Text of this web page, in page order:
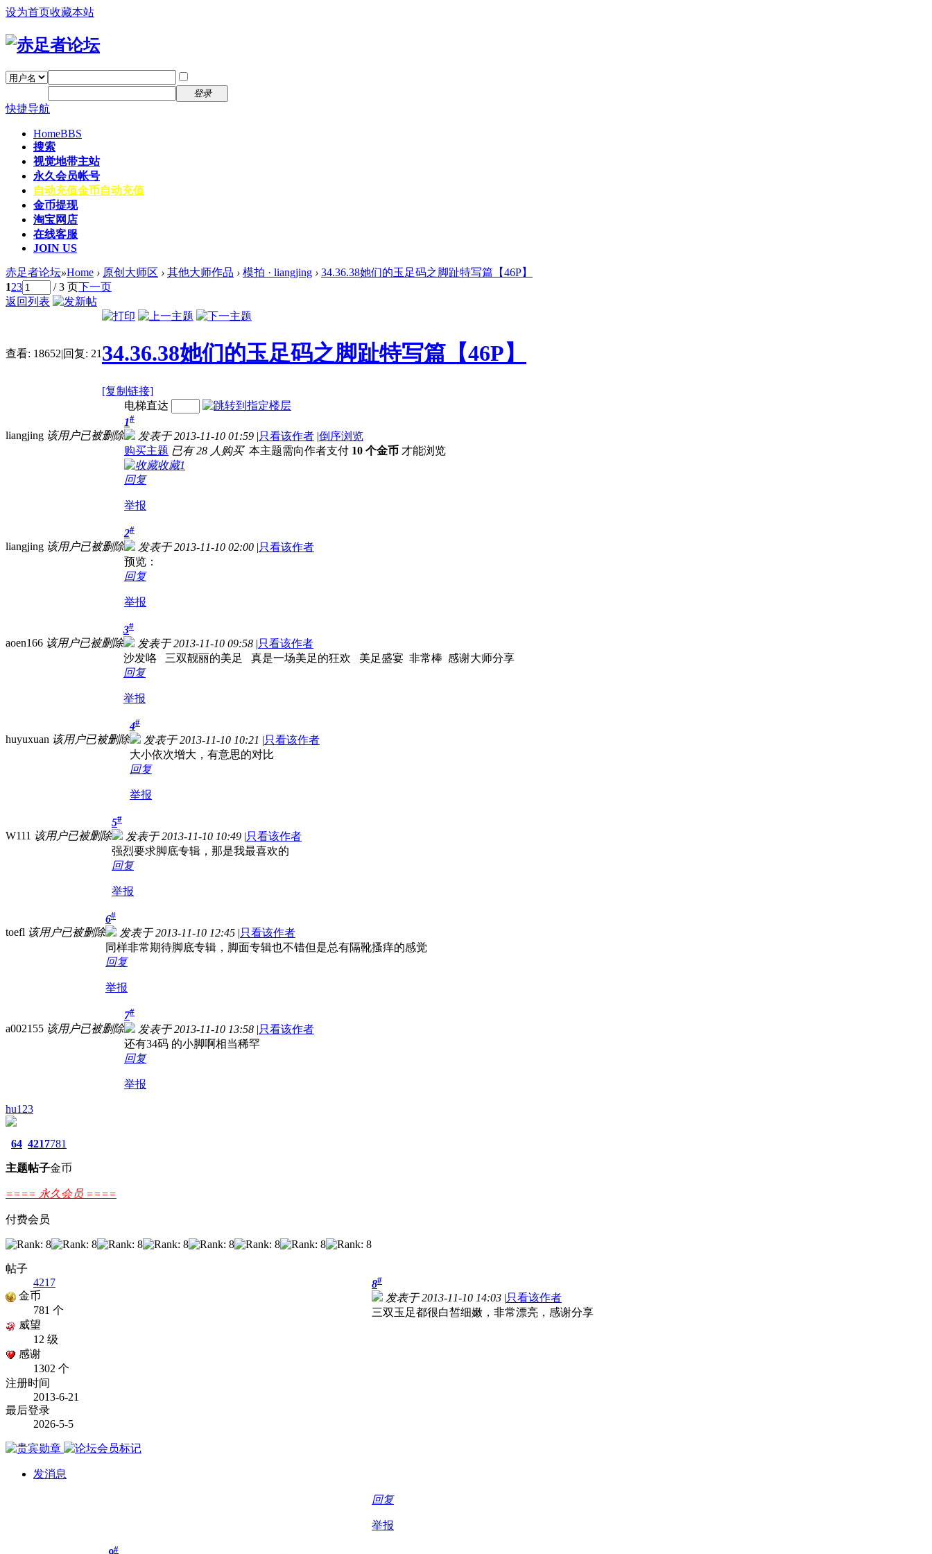
设为首页收藏本站
登录
快捷导航
HomeBBS
搜索
视觉地带主站
永久会员帐号
自动充值金币自动充值
金币提现
淘宝网店
在线客服
JOIN US
赤足者论坛»Home › 原创大师区 › 其他大师作品 › 模拍 · liangjing › 34.36.38她们的玉足码之脚趾特写篇【46P】
123 / 3 页下一页
返回列表
查看: 18652|回复: 21 34.36.38她们的玉足码之脚趾特写篇【46P】
[复制链接]
liangjing 该用户已被删除
电梯直达
1#
发表于 2013-11-10 01:59 |只看该作者 |倒序浏览
购买主题 已有 28 人购买 本主题需向作者支付 10 个金币 才能浏览
收藏1
回复
举报
liangjing 该用户已被删除
2#
发表于 2013-11-10 02:00 |只看该作者
预览：
回复
举报
aoen166 该用户已被删除
3#
发表于 2013-11-10 09:58 |只看该作者
沙发咯 三双靓丽的美足 真是一场美足的狂欢 美足盛宴 非常棒 感谢大师分享
回复
举报
huyuxuan 该用户已被删除
4#
发表于 2013-11-10 10:21 |只看该作者
大小依次增大，有意思的对比
回复
举报
W111 该用户已被删除
5#
发表于 2013-11-10 10:49 |只看该作者
强烈要求脚底专辑，那是我最喜欢的
回复
举报
toefl 该用户已被删除
6#
发表于 2013-11-10 12:45 |只看该作者
同样非常期待脚底专辑，脚面专辑也不错但是总有隔靴搔痒的感觉
回复
举报
a002155 该用户已被删除
7#
发表于 2013-11-10 13:58 |只看该作者
还有34码 的小脚啊相当稀罕
回复
举报
hu123
64
主题
4217
帖子
781
金币
==== 永久会员 ====
付费会员
帖子
4217
金币
781 个
威望
12 级
感谢
1302 个
注册时间
2013-6-21
最后登录
2026-5-5
发消息
8#
发表于 2013-11-10 14:03 |只看该作者
三双玉足都很白皙细嫩，非常漂亮，感谢分享
回复
举报
#